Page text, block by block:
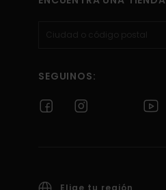
SEGUINOS:
Elige tu región